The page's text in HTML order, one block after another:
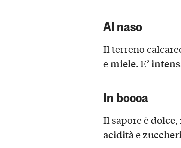
Al naso
Il terreno
emiele. E’
In bocca
Il sapore èdolce,
aciditàezuccheri